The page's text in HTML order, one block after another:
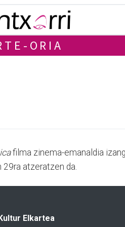
ORIA
filma zinema-emanaldia
atzeratzen da.
Elkartea